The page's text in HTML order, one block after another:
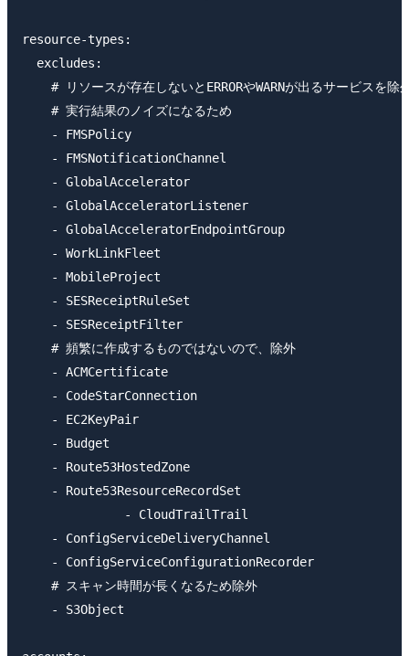
resource-types:
  excludes:
# リソースが存在しないとERRORやWARNが出るサービスを
    # 実行結果のノイズになるため
    - FMSPolicy
    - FMSNotificationChannel
    - GlobalAccelerator
    - GlobalAcceleratorListener
    - GlobalAcceleratorEndpointGroup
    - WorkLinkFleet
    - MobileProject
    - SESReceiptRuleSet
    - SESReceiptFilter
    # 頻繁に作成するものではないので、除外
    - ACMCertificate
    - CodeStarConnection
    - EC2KeyPair
    - Budget
    - Route53HostedZone
    - Route53ResourceRecordSet
- CloudTrailTrail
    - ConfigServiceDeliveryChannel
    - ConfigServiceConfigurationRecorder
    # スキャン時間が長くなるため除外
    - S3Object